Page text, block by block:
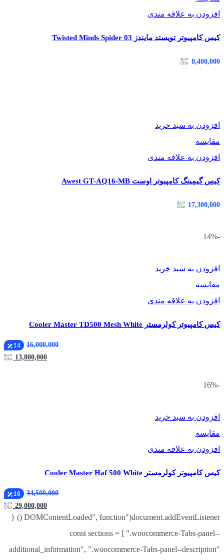
جنس پنل کناری
افزودن به علاقه مندی
کیس کامپیوتر تویستد مایندز Twisted Minds Spider 03
8,400,000
افزودن به سبد خرید
مقایسه
افزودن به علاقه مندی
کیس گیمینگ کامپیوتر اوست Awest GT-AQ16-MB
17,300,000
-14%
افزودن به سبد خرید
مقایسه
افزودن به علاقه مندی
کیس کامپیوتر کولرمستر Cooler Master TD500 Mesh White
16,000,000
14
13,800,000
-16%
افزودن به سبد خرید
مقایسه
افزودن به علاقه مندی
کیس کامپیوتر کولرمستر Cooler Master Haf 500 White
34,500,000
16
29,000,000
document.addEventListener("DOMContentLoaded", function () {
const sections = [ ".woocommerce-Tabs-panel--
additional_information", ".woocommerce-Tabs-panel--description"